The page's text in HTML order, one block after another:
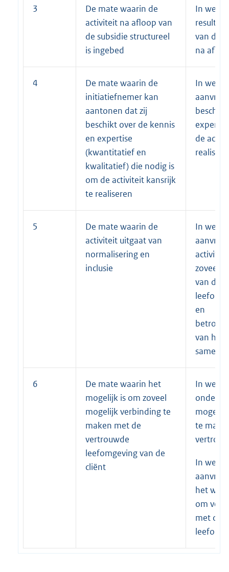
3
De mate waarin de
activiteit na afloop van
de subsidie structureel
is ingebed
In
van de
na
4
De mate waarin de
initiatiefnemer kan
aantonen dat zij
beschikt over de kennis
en expertise
(kwantitatief en
kwalitatief) die nodig is
om de activiteit kansrijk
te realiseren
In
de
5
De mate waarin de
activiteit uitgaat van
normalisering en
inclusie
In
zoveel
van de
en
van het
6
De mate waarin het
mogelijk is om zoveel
mogelijk verbinding te
maken met de
vertrouwde
leefomgeving van de
cliënt
In
te
In
het wel
om
met de